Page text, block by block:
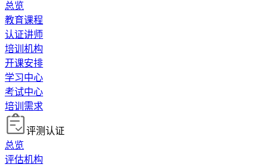
总览
教育课程
认证讲师
培训机构
开课安排
学习中心
考试中心
培训需求
评测认证
总览
评估机构